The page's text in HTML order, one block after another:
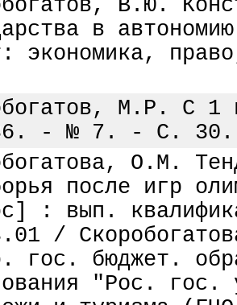
В.Ю.
в
экономика,
М.Р. С
- № 7. - С. 30.
О.М.
после игр
: вып.
/
гос. бюджет.
"Рос.